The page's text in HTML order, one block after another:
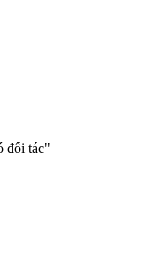
đối tác"